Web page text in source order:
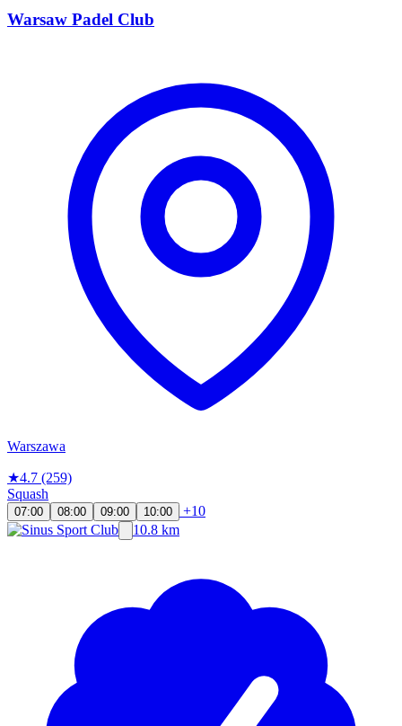
Warsaw Padel Club
Warszawa
★4.7 (259)
Squash
07:00 08:00 09:00 10:00
+10
10.8 km